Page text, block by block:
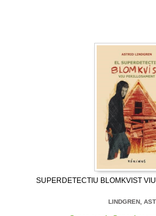
SUPERDETECTIU BLOMKVIST
LINDGREN,